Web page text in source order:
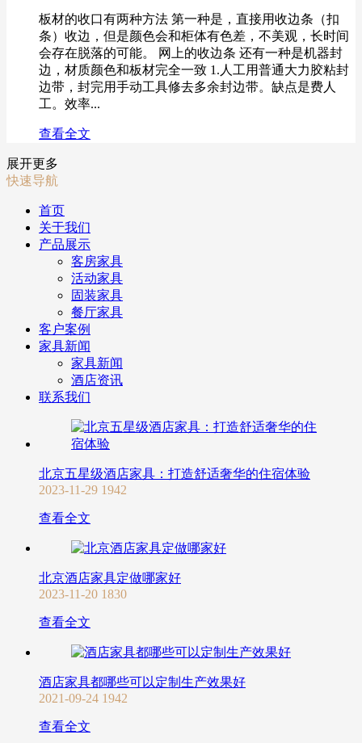
板材的收口有两种方法 第一种是，直接用收边条（扣
条）收边，但是颜色会和柜体有色差，不美观，长时间
会存在脱落的可能。 网上的收边条 还有一种是机器封
边，材质颜色和板材完全一致 1.人工用普通大力胶粘封
边带，封完用手动工具修去多余封边带。缺点是费人
工。效率...
查看全文
展开更多
快速导航
首页
关于我们
产品展示
客房家具
活动家具
固装家具
餐厅家具
客户案例
家具新闻
家具新闻
酒店资讯
联系我们
北京五星级酒店家具：打造舒适奢华的住宿体验
2023-11-29 1942
查看全文
北京酒店家具定做哪家好
2023-11-20 1830
查看全文
酒店家具都哪些可以定制生产效果好
2021-09-24 1942
查看全文